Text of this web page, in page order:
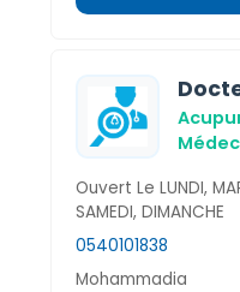
Ouvert Le LUNDI,
SAMEDI, DIMANCHE
0540101838
Mohammadia